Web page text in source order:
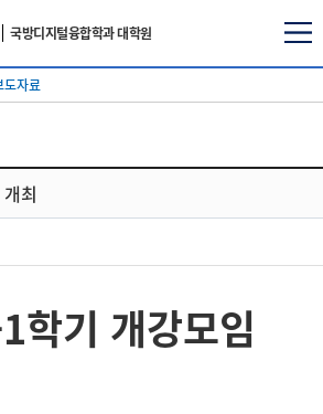
국방디지털융합학과 대학원
도자료
최
학기 개강모임